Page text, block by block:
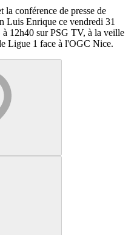
conférence de presse de
Luis Enrique ce vendredi 31
12h40 sur PSG TV, à la veille
Ligue 1 face à l'OGC Nice.